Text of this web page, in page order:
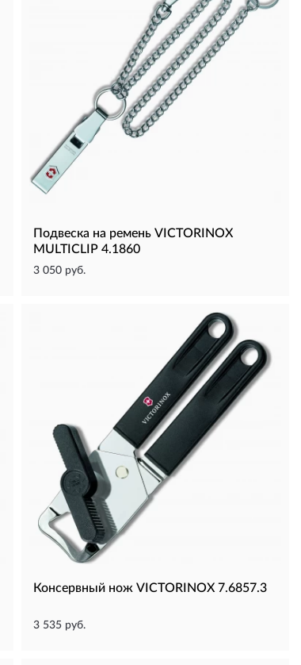
Подвеска на ремень VICTORINOX
MULTICLIP 4.1860
3 050 руб.
Консервный нож VICTORINOX 7.6857.3
3 535 руб.